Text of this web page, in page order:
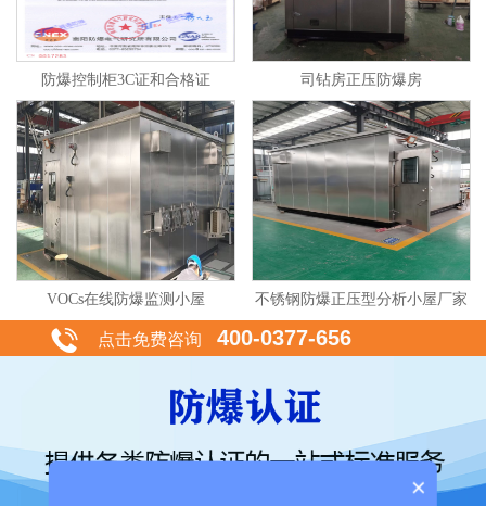
防爆控制柜3C证和合格证 司钻房正压防爆房
VOCs在线防爆监测小屋 不锈钢防爆正压型分析小屋厂家
点击免费咨询 400-0377-656
×